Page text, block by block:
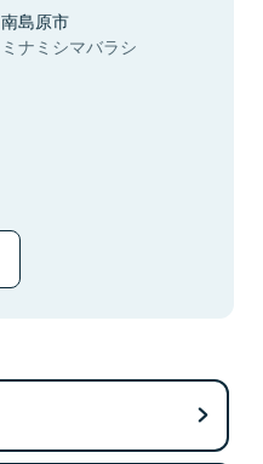
南島原市
ミナミシマバラシ